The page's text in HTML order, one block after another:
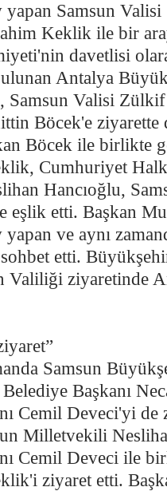
Samsun
Keklik ile bir
davetlisi
Antalya
Valisi Zülkif
Böcek'e ziyarette
Böcek ile birlikte
Cumhuriyet
Hancıoğlu,
eşlik etti. Başkan
ve aynı
etti.
Valiliği ziyaretinde
Samsun
Başkanı
Cemil Deveci'yi
Milletvekili
Cemil Deveci ile
ziyaret etti.